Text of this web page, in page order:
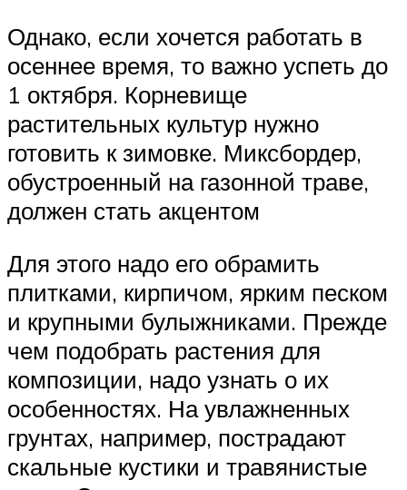
Однако, если хочется работать в
осеннее время, то важно успеть до
1 октября. Корневище
растительных культур нужно
готовить к зимовке. Миксбордер,
обустроенный на газонной траве,
должен стать акцентом
Для этого надо его обрамить
плитками, кирпичом, ярким песком
и крупными булыжниками. Прежде
чем подобрать растения для
композиции, надо узнать о их
особенностях. На увлажненных
грунтах, например, пострадают
скальные кустики и травянистые